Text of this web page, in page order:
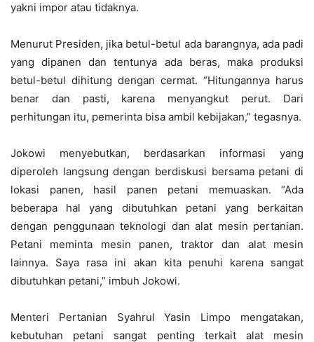
yakni impor atau tidaknya.
Menurut Presiden, jika betul-betul ada barangnya, ada padi
yang dipanen dan tentunya ada beras, maka produksi
betul-betul dihitung dengan cermat. “Hitungannya harus
benar dan pasti, karena menyangkut perut. Dari
perhitungan itu, pemerinta bisa ambil kebijakan,” tegasnya.
Jokowi menyebutkan, berdasarkan informasi yang
diperoleh langsung dengan berdiskusi bersama petani di
lokasi panen, hasil panen petani memuaskan. “Ada
beberapa hal yang dibutuhkan petani yang berkaitan
dengan penggunaan teknologi dan alat mesin pertanian.
Petani meminta mesin panen, traktor dan alat mesin
lainnya. Saya rasa ini akan kita penuhi karena sangat
dibutuhkan petani,” imbuh Jokowi.
Menteri Pertanian Syahrul Yasin Limpo mengatakan,
kebutuhan petani sangat penting terkait alat mesin